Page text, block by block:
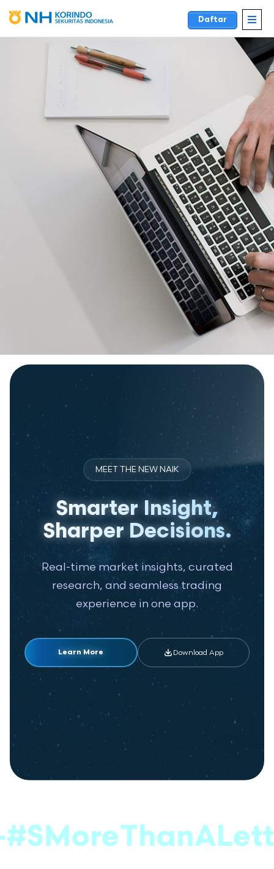
Daftar
MEET THE NEW NAIK
Smarter Insight,
Sharper Decisions.
Real-time market insights, curated
research, and seamless trading
experience in one app.
Learn More Download App
-